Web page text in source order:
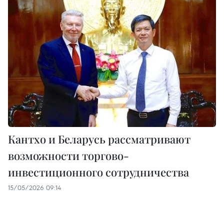
Кантхо и Беларусь рассматривают
возможности торгово-
инвестиционного сотрудничества
15/05/2026 09:14